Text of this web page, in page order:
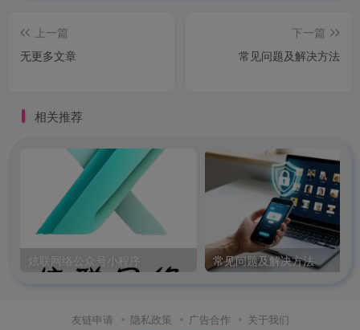
上一篇
无更多文章
下一篇
常见问题及解决方法
相关推荐
炫联网络公众号小程序 常见问题及解决方法
友链申请 隐私政策 广告合作 关于我们